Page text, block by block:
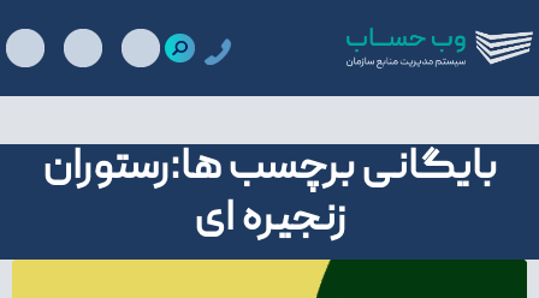
بایگانی برچسب ها:رستوران
زنجیره ای